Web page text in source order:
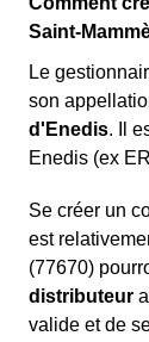
Saint-
Le
son
d'Enedis. Il
Enedis (ex
Se créer un
est
(77670)
distributeur
valide et de